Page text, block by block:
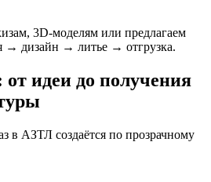
3D-моделям или предлагаем
→ дизайн → литье → отгрузка.
от идеи до получения
в АЗТЛ создаётся по прозрачному